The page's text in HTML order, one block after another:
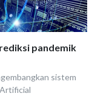
pandemik
sistem